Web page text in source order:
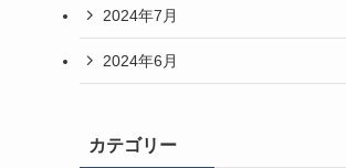
2024年7月
2024年6月
カテゴリー